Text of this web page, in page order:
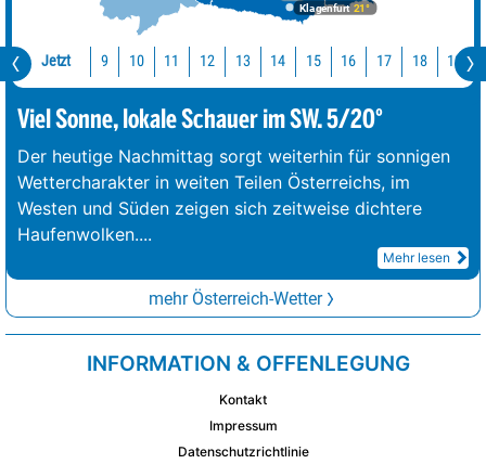
Klagenfurt 21°
Jetzt 9 10 11 12 13 14 15 16 17 18 19
Viel Sonne, lokale Schauer im SW. 5/20°
Der heutige Nachmittag sorgt weiterhin für sonnigen
Wettercharakter in weiten Teilen Österreichs, im
Westen und Süden zeigen sich zeitweise dichtere
Haufenwolken....
Mehr lesen
mehr Österreich-Wetter
INFORMATION & OFFENLEGUNG
Kontakt
Impressum
Datenschutzrichtlinie